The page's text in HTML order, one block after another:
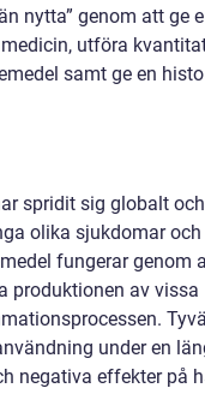
nytta” genom att ge
utföra
samt ge en
spridit sig globalt
olika sjukdomar och
fungerar genom
produktionen av vissa
under en
negativa effekter på